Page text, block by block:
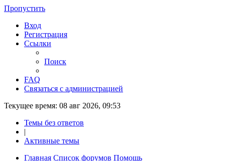
Пропустить
Вход
Регистрация
Ссылки
Поиск
FAQ
Связаться с администрацией
Текущее время: 08 авг 2026, 09:53
Темы без ответов
|
Активные темы
Главная Список форумов Помощь